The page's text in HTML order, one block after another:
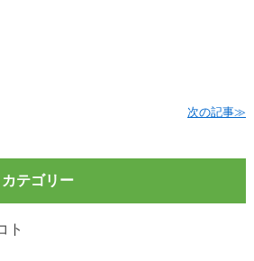
次の記事≫
テゴリー
ト